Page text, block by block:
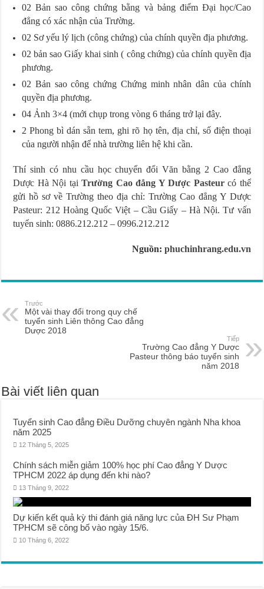
02 Bản sao công chứng bằng và bảng điểm Đại học/Cao
đẳng có xác nhận của Trường.
02 Sơ yếu lý lịch (công chứng) của chính quyền địa phương.
02 bản sao Giấy khai sinh ( công chứng) của chính quyền địa
phương.
02 Bản sao công chứng Chứng minh nhân dân của chính
quyền địa phương.
04 Ảnh 3×4 (mới chụp trong vòng 6 tháng trở lại đây.
2 Phong bì dán sẵn tem, ghi rõ họ tên, địa chỉ, số điện thoại
của người nhận để nhà trường liên hệ khi cần.
Thí sinh có nhu cầu học chuyển đổi Văn bằng 2 Cao đẳng
Dược Hà Nội tạiTrường Cao đẳng Y Dược Pasteurcó thể
gửi hồ sơ về Trường theo địa chỉ: Trường Cao đẳng Y Dược
Pasteur: 212 Hoàng Quốc Việt – Cầu Giấy – Hà Nội. Tư vấn
tuyển sinh: 0886.212.212 – 0996.212.212
Nguồn: phuchinhrang.edu.vn
Trước
Một vài thay đổi trong quy chế
tuyển sinh Liên thông Cao đẳng
Dược 2018
Tiếp
Trường Cao đẳng Y Dược
Pasteur thông báo tuyển sinh
năm 2018
Bài viết liên quan
Tuyển sinh Cao đẳng Điều Dưỡng chuyên ngành Nha khoa
năm 2025
12 Tháng 5, 2025
Chính sách miễn giảm 100% học phí Cao đẳng Y Dược
TPHCM 2022 áp dụng đến khi nào?
13 Tháng 9, 2022
Dự kiến kết quả kỳ thi đánh giá năng lực của ĐH Sư Phạm
TPHCM sẽ công bố vào ngày 15/6.
10 Tháng 6, 2022